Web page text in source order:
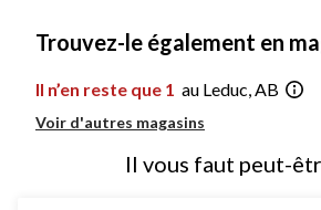
Trouvez-le également en
Il n’en reste que 1 au Leduc, AB
Voir d'autres magasins
Il vous faut peut-